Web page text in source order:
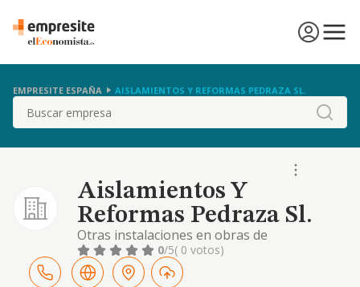
EMPRESITE ESPAÑA AISLAMIENTOS Y REFORMAS PEDRAZA SL.
Buscar
Aislamientos Y
Reformas Pedraza Sl.
Otras instalaciones en obras de
construcción 0/5( 0 votos)